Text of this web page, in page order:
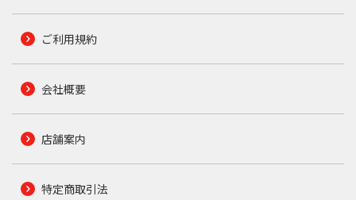
ご利用規約
会社概要
店舗案内
特定商取引法